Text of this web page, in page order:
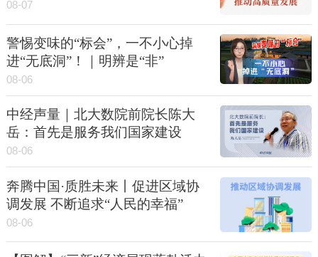
08-07
警惕变味的“标会”，一不小心掉
进“无底洞”！｜明辨是“非”
08-06
中经声量｜北大数院前院长陈大
岳：首先是服务我们国家建设
08-06
奔腾中国·质胜未来丨促进区域协
调发展 不断追求“人民的幸福”
08-06